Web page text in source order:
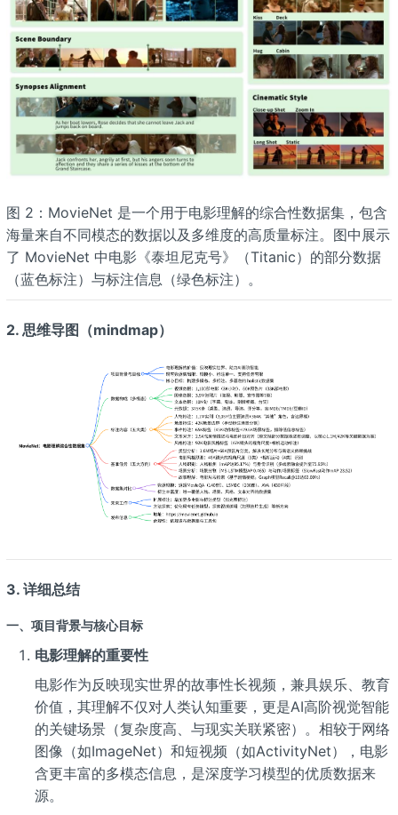
图 2：MovieNet 是一个用于电影理解的综合性数据集，包含
海量来自不同模态的数据以及多维度的高质量标注。图中展示
了 MovieNet 中电影《泰坦尼克号》（Titanic）的部分数据
（蓝色标注）与标注信息（绿色标注）。
2. 思维导图（mindmap）
3. 详细总结
一、项目背景与核心目标
电影理解的重要性
电影作为反映现实世界的故事性长视频，兼具娱乐、教育
价值，其理解不仅对人类认知重要，更是AI高阶视觉智能
的关键场景（复杂度高、与现实关联紧密）。相较于网络
图像（如ImageNet）和短视频（如ActivityNet），电影
含更丰富的多模态信息，是深度学习模型的优质数据来
源。